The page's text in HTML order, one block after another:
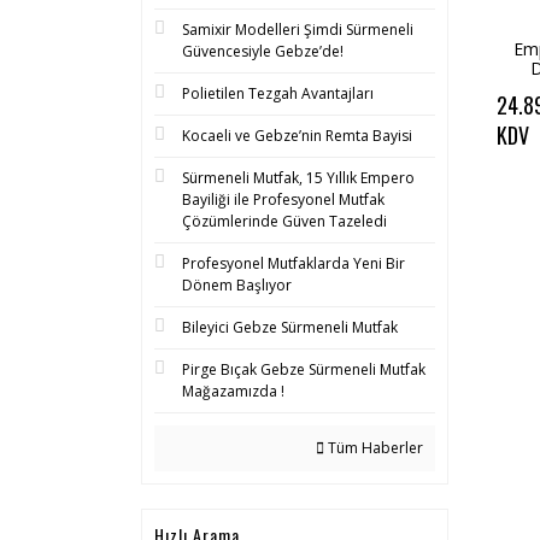
Samixir Modelleri Şimdi Sürmeneli
Güvencesiyle Gebze’de!
Polietilen Tezgah Avantajları
Kocaeli ve Gebze’nin Remta Bayisi
Sürmeneli Mutfak, 15 Yıllık Empero
Bayiliği ile Profesyonel Mutfak
Çözümlerinde Güven Tazeledi
Profesyonel Mutfaklarda Yeni Bir
Dönem Başlıyor
Bileyici Gebze Sürmeneli Mutfak
Pirge Bıçak Gebze Sürmeneli Mutfak
Mağazamızda !
Tüm Haberler
Hızlı Arama
KDV